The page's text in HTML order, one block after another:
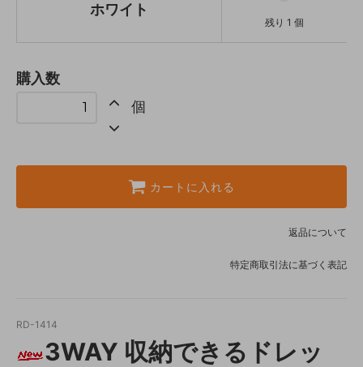
ホワイト
残り 1 個
購入数
個
カートに入れる
返品について
特定商取引法に基づく表記
RD-1414
3WAY 収納できるドレッ